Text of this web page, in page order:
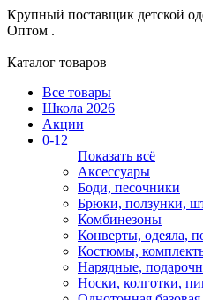
Крупный поставщик детской
Оптом .
Каталог товаров
Все товары
Школа 2026
Акции
0-12
Показать всё
Аксессуары
Боди, песочники
Брюки, ползунки,
Комбинезоны
Конверты, одеяла,
Костюмы,
Нарядные,
Носки, колготки,